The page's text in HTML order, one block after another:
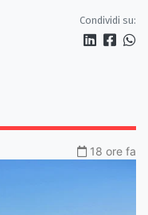
Condividi su:
18 ore fa